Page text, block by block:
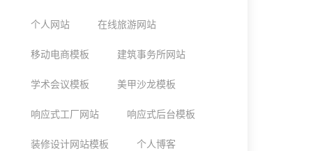
个人网站 在线旅游网站
移动电商模板 建筑事务所网站
学术会议模板 美甲沙龙模板
响应式工厂网站 响应式后台模板
装修设计网站模板 个人博客